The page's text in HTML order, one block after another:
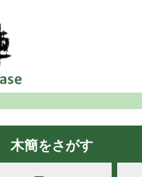
木簡をさがす